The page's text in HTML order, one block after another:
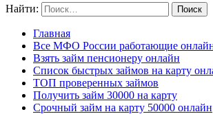
Найти:
Главная
Все МФО России работающие
Взять займ пенсионеру онлайн
Список быстрых займов на карту
ТОП проверенных займов
Получить займ 30000 на карту
Срочный займ на карту 50000 онлайн